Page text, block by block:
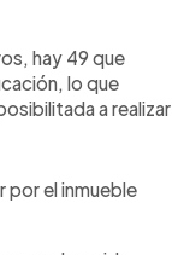
hay 49 que
lo que
a realizar
por el inmueble